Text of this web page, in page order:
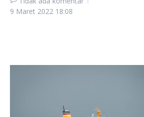
9 Maret 2022 18:08